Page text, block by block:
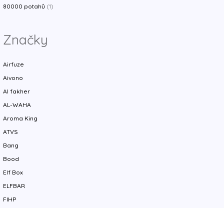
80000 potahů (1)
Značky
Airfuze
Aivono
Al fakher
AL-WAHA
Aroma King
ATVS
Bang
Bood
Elf Box
ELFBAR
FIHP